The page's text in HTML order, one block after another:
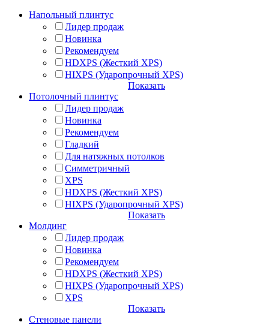
Напольный плинтус
Лидер продаж
Новинка
Рекомендуем
HDXPS (Жесткий XPS)
HIXPS (Ударопрочный XPS)
Показать
Потолочный плинтус
Лидер продаж
Новинка
Рекомендуем
Гладкий
Для натяжных потолков
Симметричный
XPS
HDXPS (Жесткий XPS)
HIXPS (Ударопрочный XPS)
Показать
Молдинг
Лидер продаж
Новинка
Рекомендуем
HDXPS (Жесткий XPS)
HIXPS (Ударопрочный XPS)
XPS
Показать
Стеновые панели